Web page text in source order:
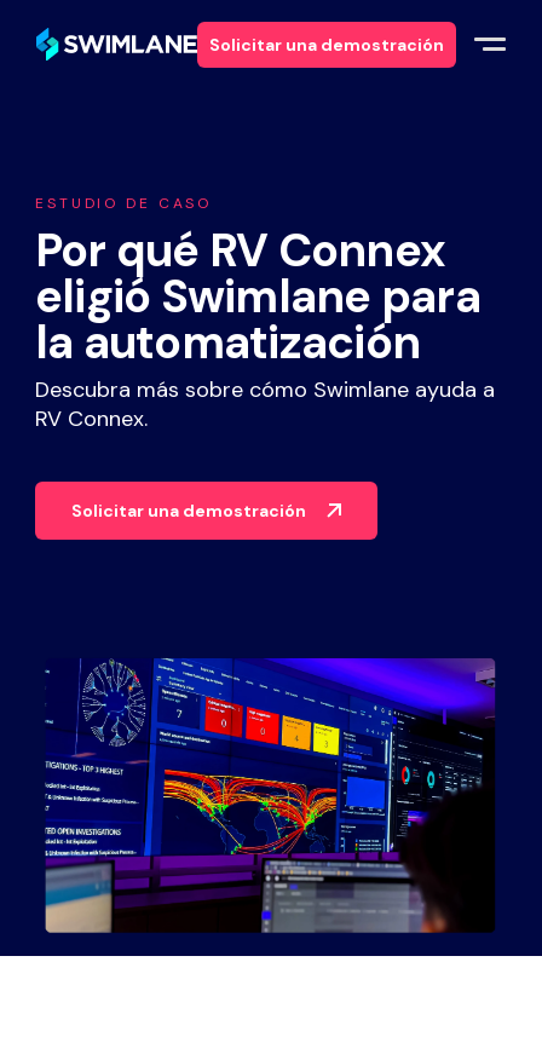
Solicitar una demostración
Productos
Servicios
Recursos
Acerca de
Blog
Ayuda
Español
Solicitar una demostración
ESTUDIO DE CASO
Por qué RV Connex
eligió Swimlane para
la automatización
Descubra más sobre cómo Swimlane ayuda a
RV Connex.
Solicitar una demostración